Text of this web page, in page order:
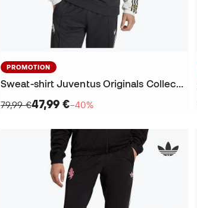
PROMOTION
Sweat-shirt Juventus Originals Collection Fanswear 2025-2026
79,99 €47,99 €−40%